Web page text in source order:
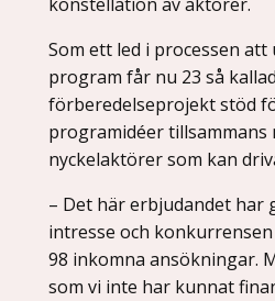
Som ett led i processen
program får nu 23 så
förberedelseprojekt stöd
programidéer tillsammans
nyckelaktörer som kan
– Det här erbjudandet har
intresse och
98 inkomna ansökningar.
som vi inte har kunnat